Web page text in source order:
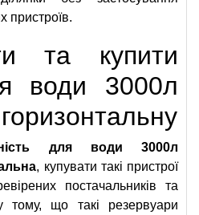
пристроїв.
та купити
води 3000л
для води 3000л
, купувати такі пристрої
постачальників та
тому, що такі резервуари